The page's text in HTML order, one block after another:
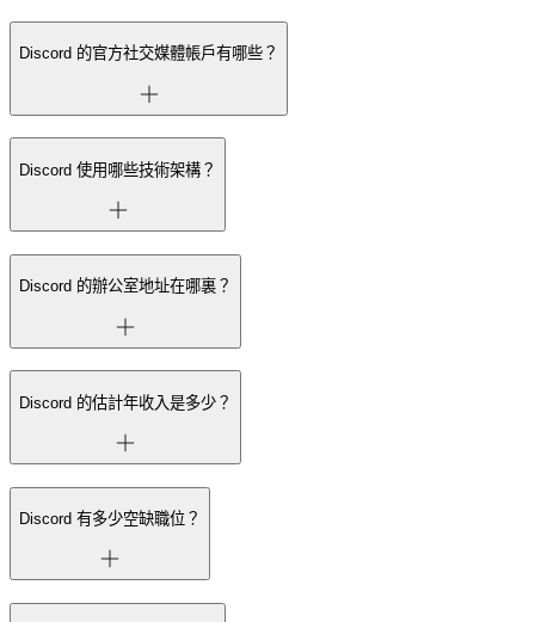
Discord 的官方社交媒體帳戶有哪些？
Discord 使用哪些技術架構？
Discord 的辦公室地址在哪裏？
Discord 的估計年收入是多少？
Discord 有多少空缺職位？